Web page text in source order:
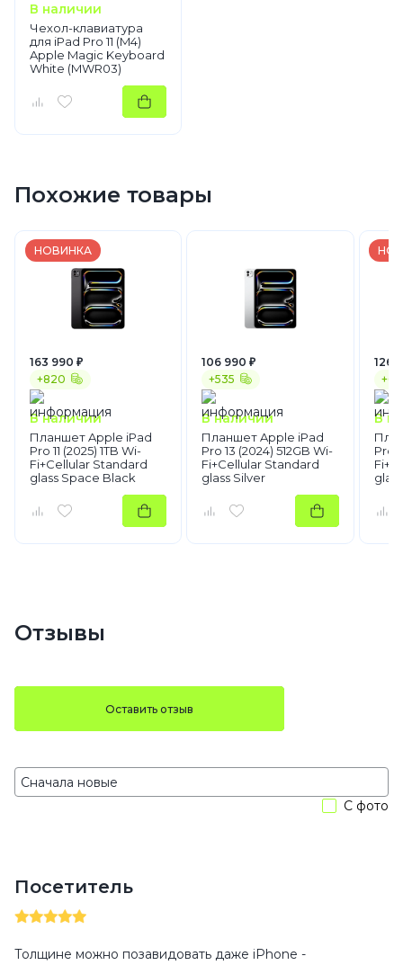
В наличии
Чехол-клавиатура
для iPad Pro 11 (M4)
Apple Magic Keyboard
White (MWR03)
Похожие товары
НОВИНКА
+820
163 990 ₽
В наличии
Планшет Apple iPad
Pro 11 (2025) 1TB Wi-
Fi+Cellular Standard
glass Space Black
+535
106 990 ₽
В наличии
Планшет Apple iPad
Pro 13 (2024) 512GB Wi-
Fi+Cellular Standard
glass Silver
126
В
Pro
Отзывы
Оставить отзыв
С фото
Посетитель
Толщине можно позавидовать даже iPhone -